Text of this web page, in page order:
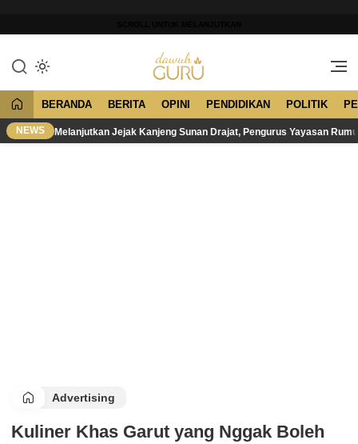
konten
Dawuh Guru
Merawat Tradisi, Membangun
BERANDA BERITA OPINI PENDIDIKAN POLITIK
NEWS Melanjutkan Jejak Kanjeng Sunan Drajat, Pengurus Yayasan
Advertising
Kuliner Khas Garut yang Nggak Boleh